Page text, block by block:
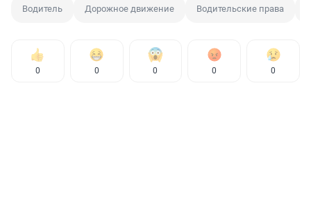
Водитель Дорожное движение Водительские права
0 0 0 0 0